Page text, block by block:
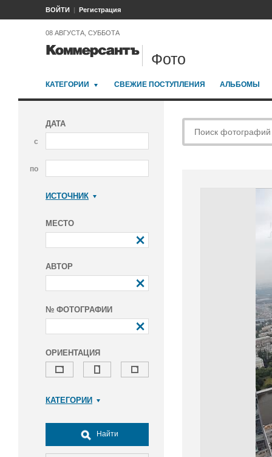
ВОЙТИ Регистрация
08 АВГУСТА, СУББОТА
Фото
КАТЕГОРИИ СВЕЖИЕ ПОСТУПЛЕНИЯ АЛЬБОМЫ
ДАТА
с
по
ИСТОЧНИК
МЕСТО
АВТОР
№ ФОТОГРАФИИ
ОРИЕНТАЦИЯ
КАТЕГОРИИ
Досуг, туризм и отдых
Культура
Найти